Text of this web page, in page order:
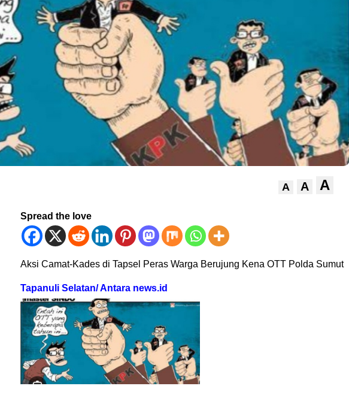
A A A
Spread the love
Aksi Camat-Kades di Tapsel Peras Warga Berujung Kena OTT Polda Sumut
Tapanuli Selatan/ Antara news.id